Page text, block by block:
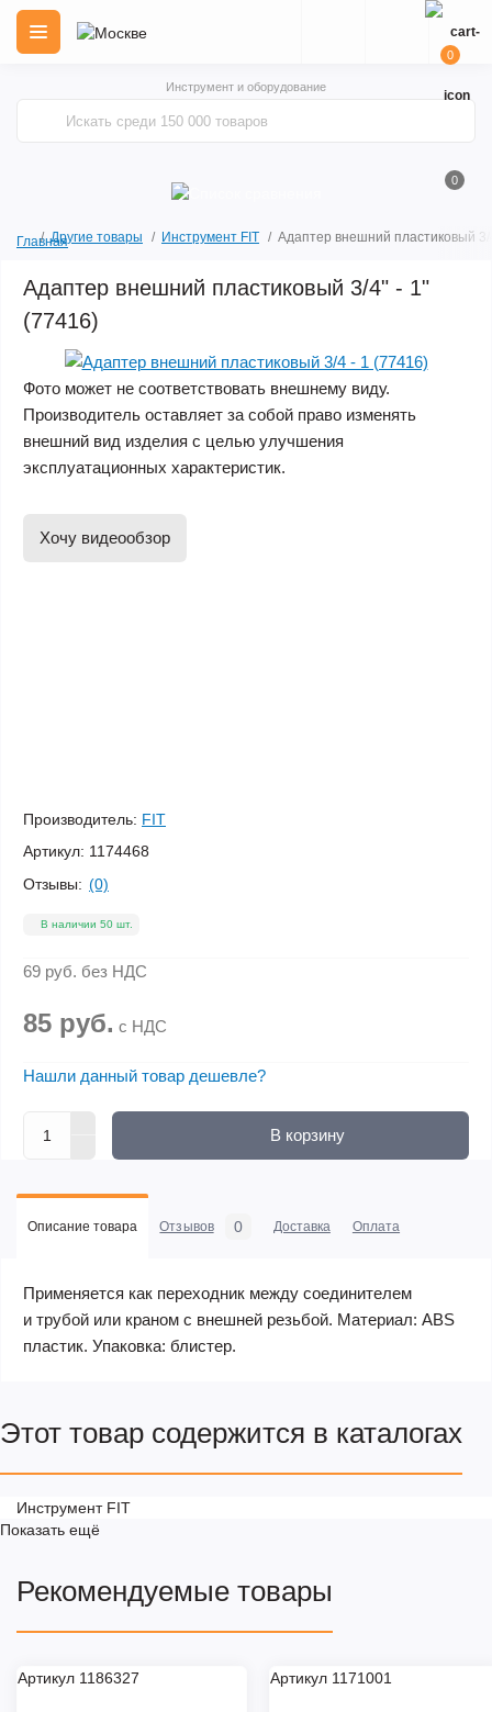
Инструмент и оборудование
0
0
ГлавнаяДругие товары Инструмент FIT Адаптер внешний пластиковый
Адаптер внешний пластиковый 3/4" - 1"
(77416)
Фото может не соответствовать внешнему виду.
Производитель оставляет за собой право изменять
внешний вид изделия с целью улучшения
эксплуатационных характеристик.
Хочу видеообзор
Производитель: FIT
Артикул: 1174468
Отзывы: (0)
В наличии 50 шт.
69 руб. без НДС
85 руб. с НДС
Нашли данный товар дешевле?
В корзину
Описание товара Отзывов 0 Доставка Оплата
Применяется как переходник между соединителем
и трубой или краном с внешней резьбой. Материал: ABS
пластик. Упаковка: блистер.
Этот товар содержится в каталогах
Инструмент FIT
Показать ещё
Рекомендуемые товары
Артикул 1186327 Артикул 1171001